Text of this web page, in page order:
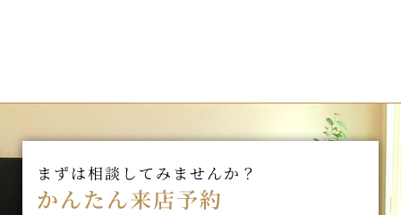
まずは相談してみませんか？
かんたん来店予約